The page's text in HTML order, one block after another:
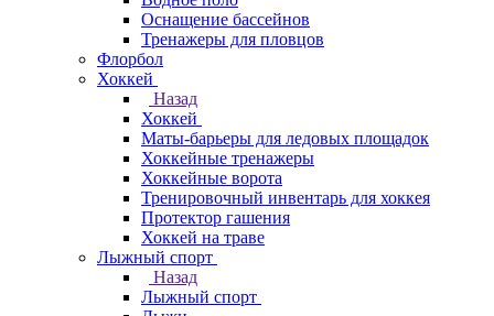
Оснащение бассейнов
Тренажеры для пловцов
Флорбол
Хоккей
Назад
Хоккей
Маты-барьеры для ледовых площадок
Хоккейные тренажеры
Хоккейные ворота
Тренировочный инвентарь для хоккея
Протектор гашения
Хоккей на траве
Лыжный спорт
Назад
Лыжный спорт